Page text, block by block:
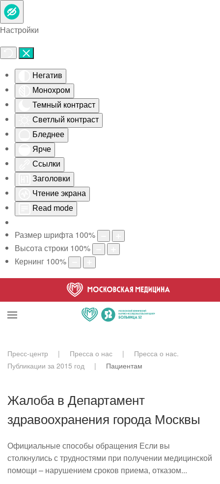
Настройки
Негатив
Монохром
Темный контраст
Светлый контраст
Бледнее
Ярче
Ссылки
Заголовки
Чтение экрана
Read mode
Размер шрифта 100%
Высота строки 100%
Кернинг 100%
Skip to main content
Пресс-центр Пресса о нас
Пресса о нас.
Публикации за 2015 год
Пациентам
Жалоба в Департамент
здравоохранения города Москвы
Официальные способы обращения Если вы
столкнулись с трудностями при получении медицинской
помощи – нарушением сроков приема, отказом...